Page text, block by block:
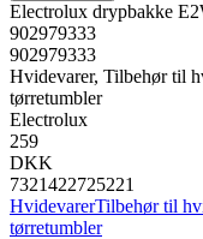
Electrolux drypbakke
902979333
902979333
Hvidevarer, Tilbehør til
tørretumbler
Electrolux
259
DKK
7321422725221
HvidevarerTilbehør til
tørretumbler